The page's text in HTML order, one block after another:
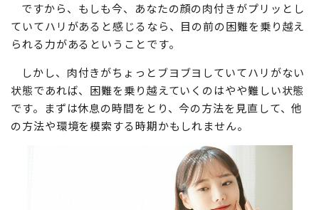
ですから、もしも今、あなたの顔の肉付きがプリッとし
ていてハリがあると感じるなら、目の前の困難を乗り越え
られる力があるということです。
しかし、肉付きがちょっとブヨブヨしていてハリがない
状態であれば、困難を乗り越えていくのはやや難しい状態
です。まずは休息の時間をとり、今の方法を見直して、他
の方法や環境を模索する時期かもしれません。